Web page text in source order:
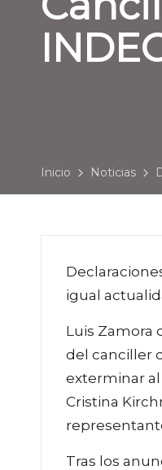
Inicio Noticias
igual
Luis Zamora
del canciller
exterminar
Cristina
Tras los